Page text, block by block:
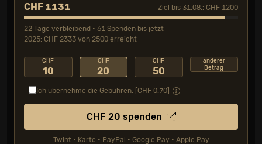
CHF 1131 Ziel bis 31.08.: CHF 1200
22 Tage verbleibend • 61 Spenden bis jetzt
2025: CHF 2333 von 2500 erreicht
CHF
10
CHF
20
CHF
50
anderer
Betrag
Ich übernehme die Gebühren. [CHF 0.70]
CHF 20 spenden
Twint • Karte • PayPal • Google Pay • Apple Pay